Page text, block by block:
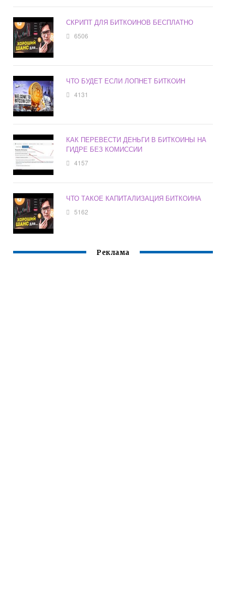
СКРИПТ ДЛЯ БИТКОИНОВ БЕСПЛАТНО
6506
ЧТО БУДЕТ ЕСЛИ ЛОПНЕТ БИТКОИН
4131
КАК ПЕРЕВЕСТИ ДЕНЬГИ В БИТКОИНЫ НА
ГИДРЕ БЕЗ КОМИССИИ
4157
ЧТО ТАКОЕ КАПИТАЛИЗАЦИЯ БИТКОИНА
5162
Реклама